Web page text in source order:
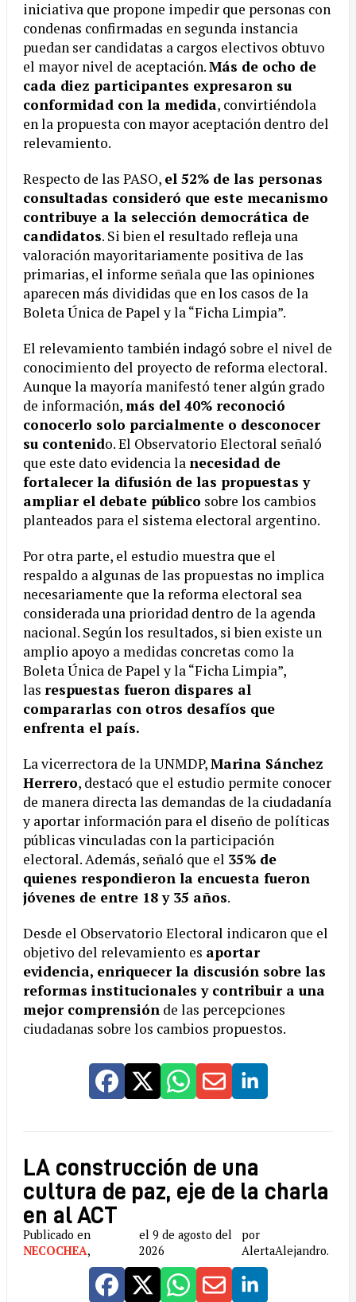
iniciativa que propone impedir que personas con
condenas confirmadas en segunda instancia
puedan ser candidatas a cargos electivos obtuvo
el mayor nivel de aceptación.Más de ocho de
cada diez participantes expresaron su
conformidad con la medida, convirtiéndola
en la propuesta con mayor aceptación dentro del
relevamiento.
Respecto de las PASO, el 52% de las personas
consultadas consideró que este mecanismo
contribuye a la selección democrática de
candidatos. Si bien el resultado refleja una
valoración mayoritariamente positiva de las
primarias, el informe señala que las opiniones
aparecen más divididas que en los casos de la
Boleta Única de Papel y la “Ficha Limpia”.
El relevamiento también indagó sobre el nivel de
conocimiento del proyecto de reforma electoral.
Aunque la mayoría manifestó tener algún grado
de información,más del 40% reconoció
conocerlo solo parcialmente o desconocer
su contenido. El Observatorio Electoral señaló
que este dato evidencia lanecesidad de
fortalecer la difusión de las propuestas y
ampliar el debate público sobre los cambios
planteados para el sistema electoral argentino.
Por otra parte, el estudio muestra que el
respaldo a algunas de las propuestas no implica
necesariamente que la reforma electoral sea
considerada una prioridad dentro de la agenda
nacional. Según los resultados, si bien existe un
amplio apoyo a medidas concretas como la
Boleta Única de Papel y la “Ficha Limpia”,
las respuestas fueron dispares al
compararlas con otros desafíos que
enfrenta el país.
La vicerrectora de la UNMDP,Marina Sánchez
Herrero, destacó que el estudio permite conocer
de manera directa las demandas de la ciudadanía
y aportar información para el diseño de políticas
públicas vinculadas con la participación
electoral. Además, señaló que el 35% de
quienes respondieron la encuesta fueron
jóvenes de entre 18 y 35 años.
Desde el Observatorio Electoral indicaron que el
objetivo del relevamiento es aportar
evidencia, enriquecer la discusión sobre las
reformas institucionales y contribuir a una
mejor comprensión de las percepciones
ciudadanas sobre los cambios propuestos.
LA construcción de una
cultura de paz, eje de la charla
en al ACT
Publicado en
NECOCHEA,
el 9 de agosto del
2026
por
AlertaAlejandro.